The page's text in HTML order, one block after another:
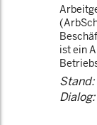
ist ein
Stand:
Dialog: